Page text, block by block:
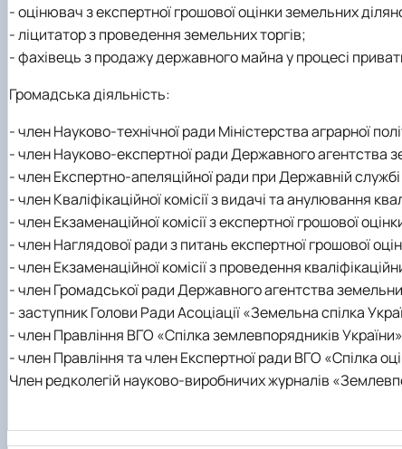
- оцінювач з експертної грошової оцінки земельних
- ліцитатор з проведення земельних торгів;
- фахівець з продажу державного майна у процесі
Громадська діяльність:
- член Науково-технічної ради Міністерства аграрної
- член Науково-експертної ради Державного агентства
- член Експертно-апеляційної ради при Державній
- член Кваліфікаційної комісії з видачі та анулювання
- член Екзаменаційної комісії з експертної грошової
- член Наглядової ради з питань експертної грошової
- член Екзаменаційної комісії з проведення
- член Громадської ради Державного агентства
- заступник Голови Ради Асоціації «Земельна спілка
- член Правління ВГО «Спілка землевпорядників
- член Правління та член Експертної ради ВГО «Спілка
Член редколегій науково-виробничих журналів